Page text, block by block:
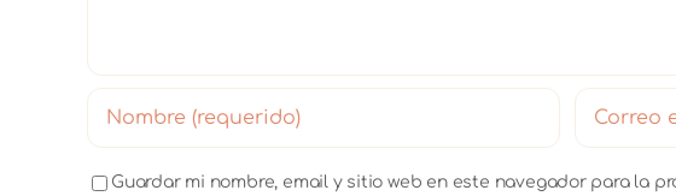
Guardar mi nombre, email y sitio web en este navegador para la